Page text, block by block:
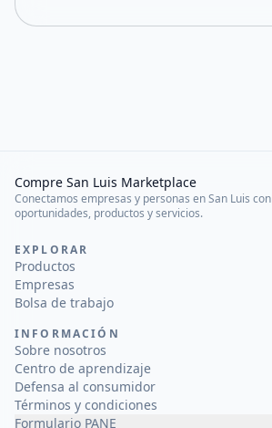
Compre San Luis Marketplace
Conectamos empresas y personas en San Luis con
oportunidades, productos y servicios.
EXPLORAR
Productos
Empresas
Bolsa de trabajo
INFORMACIÓN
Sobre nosotros
Centro de aprendizaje
Defensa al consumidor
Términos y condiciones
Formulario PANE